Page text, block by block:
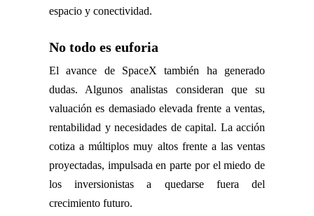
espacio y conectividad.
No todo es euforia
El avance de SpaceX también ha generado
dudas. Algunos analistas consideran que su
valuación es demasiado elevada frente a ventas,
rentabilidad y necesidades de capital. La acción
cotiza a múltiplos muy altos frente a las ventas
proyectadas, impulsada en parte por el miedo de
los inversionistas a quedarse fuera del
crecimiento futuro.